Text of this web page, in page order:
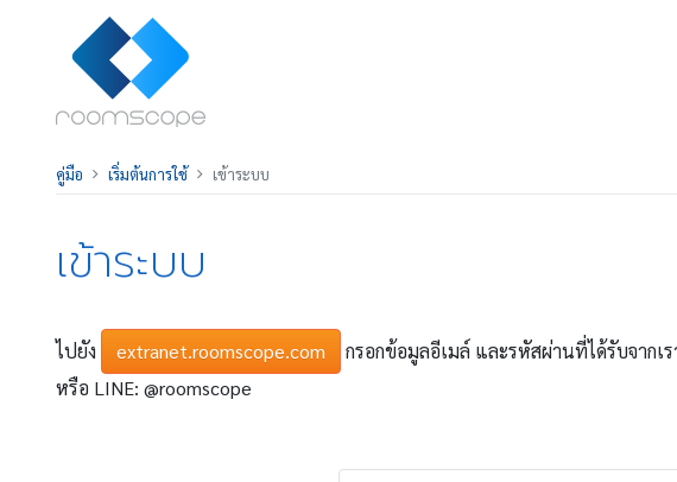
คู่มือ เริ่มต้นการใช้ เข้าระบบ
เข้าระบบ
ไปยัง extranet.roomscope.com
กรอกข้อมูลอีเมล์ และรหัสผ่านที่ได้รับจากเ
หรือ LINE: @roomscope